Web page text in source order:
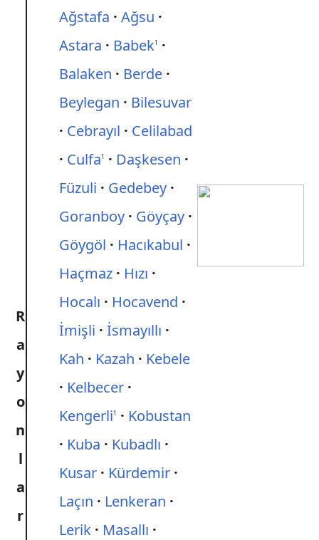
R
a
y
o
n
l
a
r
Ağstafa
Ağsu
Astara
Babek1
Balaken
Berde
Beylegan
Bilesuvar
Cebrayıl
Celilabad
Culfa1
Daşkesen
Füzuli
Gedebey
Goranboy
Göyçay
Göygöl
Hacıkabul
Haçmaz
Hızı
Hocalı
Hocavend
İmişli
İsmayıllı
Kah
Kazah
Kebele
Kelbecer
Kengerli1
Kobustan
Kuba
Kubadlı
Kusar
Kürdemir
Laçın
Lenkeran
Lerik
Masallı